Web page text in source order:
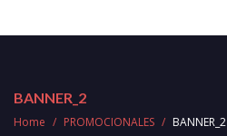
BANNER_2
Home / PROMOCIONALES / BANNER_2